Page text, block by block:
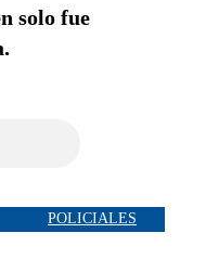
solo fue
POLICIALES